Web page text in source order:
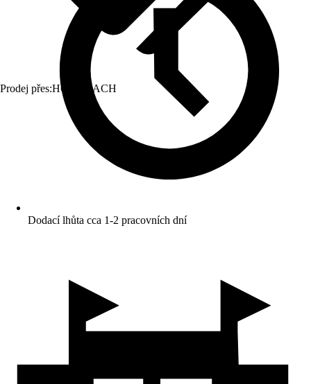
Prodej přes:HORNBACH
Dodací lhůta cca 1-2 pracovních dní